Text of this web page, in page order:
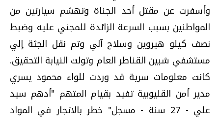
وأسفرت عن مقتل أحد الجناة وتهشم سيارتين من
المواطنين بسبب السرعة الزائدة للمجني عليه وضبط
نصف كيلو هيروين وسلاح آلي وتم نقل الجثة إلي
مستشفي شبين القناطر العام وتولت النيابة التحقيق.
كانت معلومات سرية قد وردت للواء محمود يسري
مدير أمن القليوبية تفيد بقيام المتهم "أدهم سيد
علي - 27 سنة - مسجل" خطر بالاتجار في المواد